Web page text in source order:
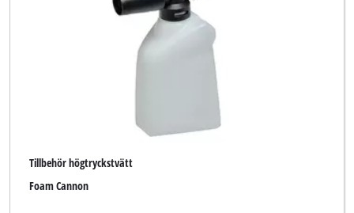
Tillbehör högtryckstvätt
Foam Cannon